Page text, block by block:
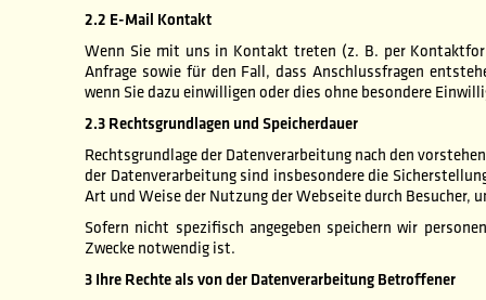
2.2 E-Mail Kontakt
Wenn Sie mit uns in Kontakt treten (z. B. per
Anfrage sowie für den Fall, dass Anschlussfragen
wenn Sie dazu einwilligen oder dies ohne besondere
2.3 Rechtsgrundlagen und Speicherdauer
Rechtsgrundlage der Datenverarbeitung nach den
der Datenverarbeitung sind insbesondere die
Art und Weise der Nutzung der Webseite durch Besucher,
Sofern nicht spezifisch angegeben speichern wir
Zwecke notwendig ist.
3 Ihre Rechte als von der Datenverarbeitung Betroffener